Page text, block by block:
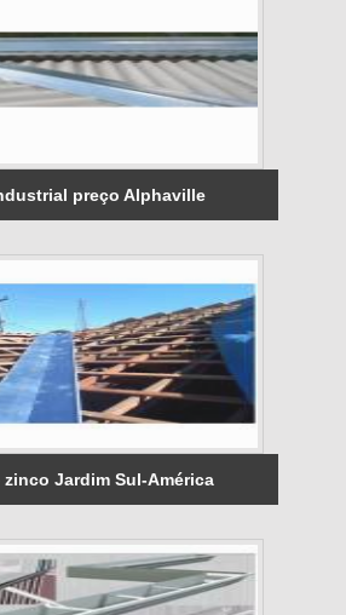
preço Alphaville
zinco Jardim Sul-América